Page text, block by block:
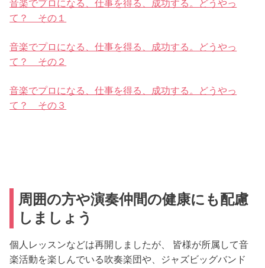
音楽でプロになる、仕事を得る、成功する。どうやっ
て？ その１
音楽でプロになる、仕事を得る、成功する。どうやっ
て？ その２
音楽でプロになる、仕事を得る、成功する。どうやっ
て？ その３
周囲の方や演奏仲間の健康にも配慮
しましょう
個人レッスンなどは再開しましたが、 皆様が所属して音
楽活動を楽しんでいる吹奏楽団や、ジャズビッグバンド